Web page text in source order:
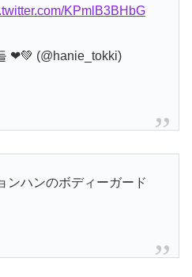
KPmlB3BHbG
❤💚️ (@hanie_tokki)
ンハンのボディーガード